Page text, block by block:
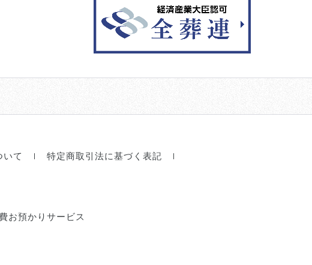
いて
特定商取引法に基づく表記
お預かりサービス